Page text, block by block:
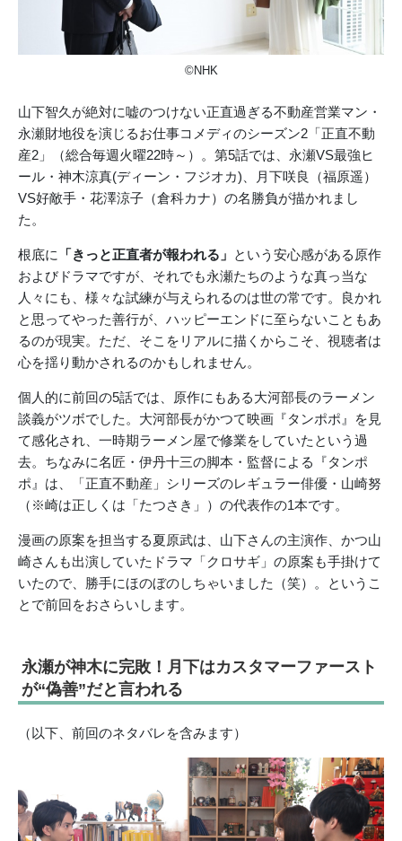
©NHK
山下智久が絶対に嘘のつけない正直過ぎる不動産営業マン・
永瀬財地役を演じるお仕事コメディのシーズン2「正直不動
産2」（総合毎週火曜22時～）。第5話では、永瀬VS最強ヒ
ール・神木涼真(ディーン・フジオカ)、月下咲良（福原遥）
VS好敵手・花澤涼子（倉科カナ）の名勝負が描かれまし
た。
根底に 「きっと正直者が報われる」 という安心感がある原作
およびドラマですが、それでも永瀬たちのような真っ当な
人々にも、様々な試練が与えられるのは世の常です。良かれ
と思ってやった善行が、ハッピーエンドに至らないこともあ
るのが現実。ただ、そこをリアルに描くからこそ、視聴者は
心を揺り動かされるのかもしれません。
個人的に前回の5話では、原作にもある大河部長のラーメン
談義がツボでした。大河部長がかつて映画『タンポポ』を見
て感化され、一時期ラーメン屋で修業をしていたという過
去。ちなみに名匠・伊丹十三の脚本・監督による『タンポ
ポ』は、「正直不動産」シリーズのレギュラー俳優・山崎努
（※崎は正しくは「たつさき」）の代表作の1本です。
漫画の原案を担当する夏原武は、山下さんの主演作、かつ山
崎さんも出演していたドラマ「クロサギ」の原案も手掛けて
いたので、勝手にほのぼのしちゃいました（笑）。というこ
とで前回をおさらいします。
永瀬が神木に完敗！月下はカスタマーファースト
が“偽善”だと言われる
（以下、前回のネタバレを含みます）